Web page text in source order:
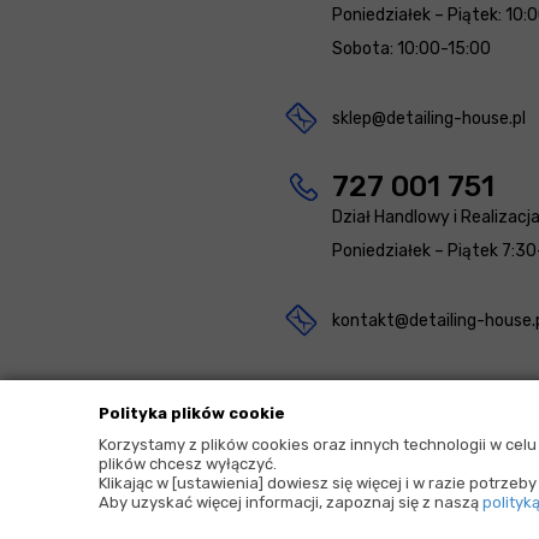
Polityka plików cookie
Korzystamy z plików cookies oraz innych technologii w
plików chcesz wyłączyć.
Klikając w [ustawienia] dowiesz się więcej i w razie
Aby uzyskać więcej informacji, zapoznaj się z naszą
Poniedziałek – Piątek:
Sobota: 10:00-15:00
sklep@detailing-house.pl
727 001 751
Dział Handlowy i
Poniedziałek – Piątek
kontakt@detailing-
2026 © Copyrights by |Detailing House